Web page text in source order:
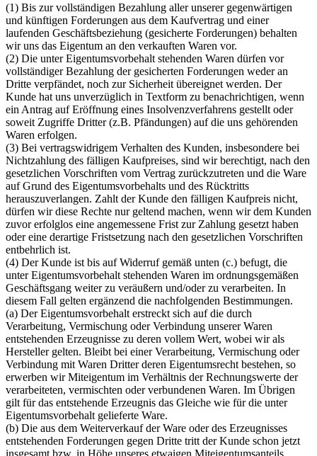
(1) Bis zur vollständigen Bezahlung aller unserer gegenwärtigen
und künftigen Forderungen aus dem Kaufvertrag und einer
laufenden Geschäftsbeziehung (gesicherte Forderungen) behalten
wir uns das Eigentum an den verkauften Waren vor.
(2) Die unter Eigentumsvorbehalt stehenden Waren dürfen vor
vollständiger Bezahlung der gesicherten Forderungen weder an
Dritte verpfändet, noch zur Sicherheit übereignet werden. Der
Kunde hat uns unverzüglich in Textform zu benachrichtigen, wenn
ein Antrag auf Eröffnung eines Insolvenzverfahrens gestellt oder
soweit Zugriffe Dritter (z.B. Pfändungen) auf die uns gehörenden
Waren erfolgen.
(3) Bei vertragswidrigem Verhalten des Kunden, insbesondere bei
Nichtzahlung des fälligen Kaufpreises, sind wir berechtigt, nach den
gesetzlichen Vorschriften vom Vertrag zurückzutreten und die Ware
auf Grund des Eigentumsvorbehalts und des Rücktritts
herauszuverlangen. Zahlt der Kunde den fälligen Kaufpreis nicht,
dürfen wir diese Rechte nur geltend machen, wenn wir dem Kunden
zuvor erfolglos eine angemessene Frist zur Zahlung gesetzt haben
oder eine derartige Fristsetzung nach den gesetzlichen Vorschriften
entbehrlich ist.
(4) Der Kunde ist bis auf Widerruf gemäß unten (c.) befugt, die
unter Eigentumsvorbehalt stehenden Waren im ordnungsgemäßen
Geschäftsgang weiter zu veräußern und/oder zu verarbeiten. In
diesem Fall gelten ergänzend die nachfolgenden Bestimmungen.
(a) Der Eigentumsvorbehalt erstreckt sich auf die durch
Verarbeitung, Vermischung oder Verbindung unserer Waren
entstehenden Erzeugnisse zu deren vollem Wert, wobei wir als
Hersteller gelten. Bleibt bei einer Verarbeitung, Vermischung oder
Verbindung mit Waren Dritter deren Eigentumsrecht bestehen, so
erwerben wir Miteigentum im Verhältnis der Rechnungswerte der
verarbeiteten, vermischten oder verbundenen Waren. Im Übrigen
gilt für das entstehende Erzeugnis das Gleiche wie für die unter
Eigentumsvorbehalt gelieferte Ware.
(b) Die aus dem Weiterverkauf der Ware oder des Erzeugnisses
entstehenden Forderungen gegen Dritte tritt der Kunde schon jetzt
insgesamt bzw. in Höhe unseres etwaigen Miteigentumsanteils